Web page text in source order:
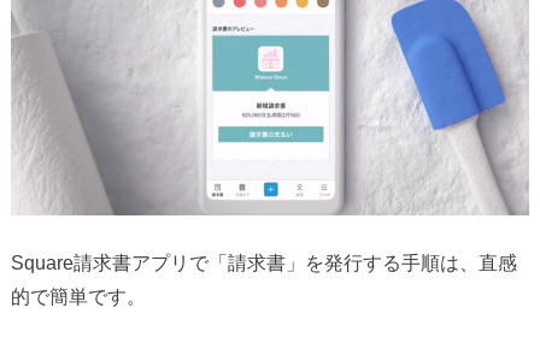
Square請求書アプリで「請求書」を発行する手順は、直感
的で簡単です。